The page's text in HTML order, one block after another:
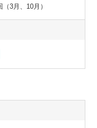
3月、10月）